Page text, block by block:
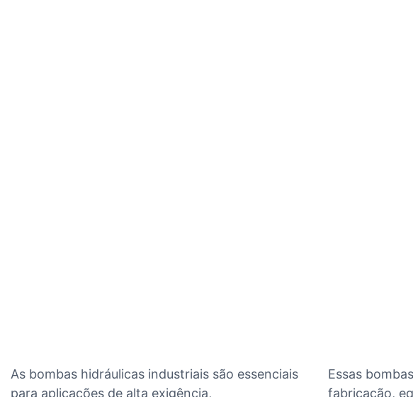
As bombas hidráulicas industriais são essenciais
para aplicações de alta exigência,
Essas
fabricação,